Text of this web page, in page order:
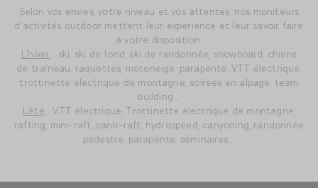
Selon vos envies, votre niveau et vos attentes, nos moniteurs
d’activités outdoor mettent leur expérience et leur savoir faire
à votre disposition.
L'hiver : ski, ski de fond, ski de randonnée, snowboard, chiens
de traîneau, raquettes, motoneige, parapente, VTT électrique,
trottinette électrique de montagne, soirées en alpage, team
building...
L'été : VTT électrique, Trottinette électrique de montagne,
rafting, mini-raft, cano-raft, hydrospeed, canyoning, randonnée
pédestre, parapente, séminaires...